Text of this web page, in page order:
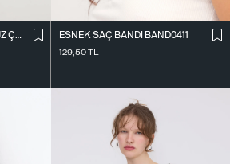
KEMER DETAYLI EL VE OMUZ ÇANTASI Ç11
ESNEK SAÇ BANDI BAND0411
129,50TL